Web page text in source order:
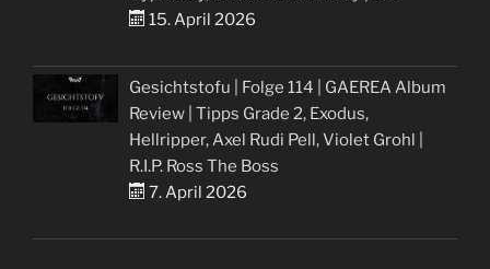
15. April 2026
Gesichtstofu | Folge 114 | GAEREA Album
Review | Tipps Grade 2, Exodus,
Hellripper, Axel Rudi Pell, Violet Grohl |
R.I.P. Ross The Boss
7. April 2026